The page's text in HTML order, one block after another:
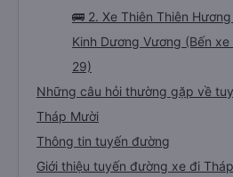
🚌 2. Xe Thiên Thiên
Kinh Dương Vương (Bến
29)
Những câu hỏi thường gặp về
Tháp Mười
Thông tin tuyến đường
Giới thiệu tuyến đường xe đi